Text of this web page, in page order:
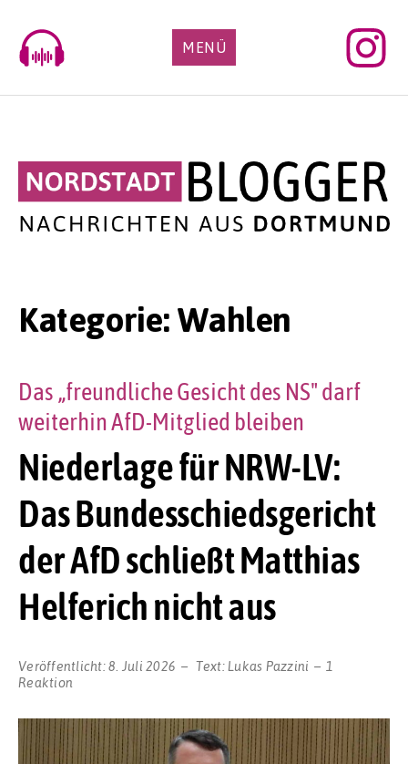
content
MENÜ
Kategorie:Wahlen
Niederlage für NRW-LV:
Das Bundesschiedsgericht
der AfD schließt Matthias
Helferich nicht aus
Das „freundliche Gesicht des NS" darf
weiterhin AfD-Mitglied bleiben
Veröffentlicht:8. Juli 2026 Text:Lukas Pazzini
1
Reaktion